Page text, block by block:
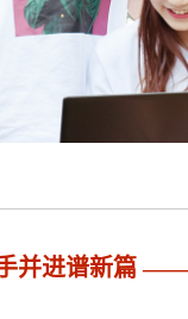
并进谱新篇